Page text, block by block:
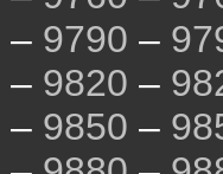
– 9790 –
– 9820 –
– 9850 –